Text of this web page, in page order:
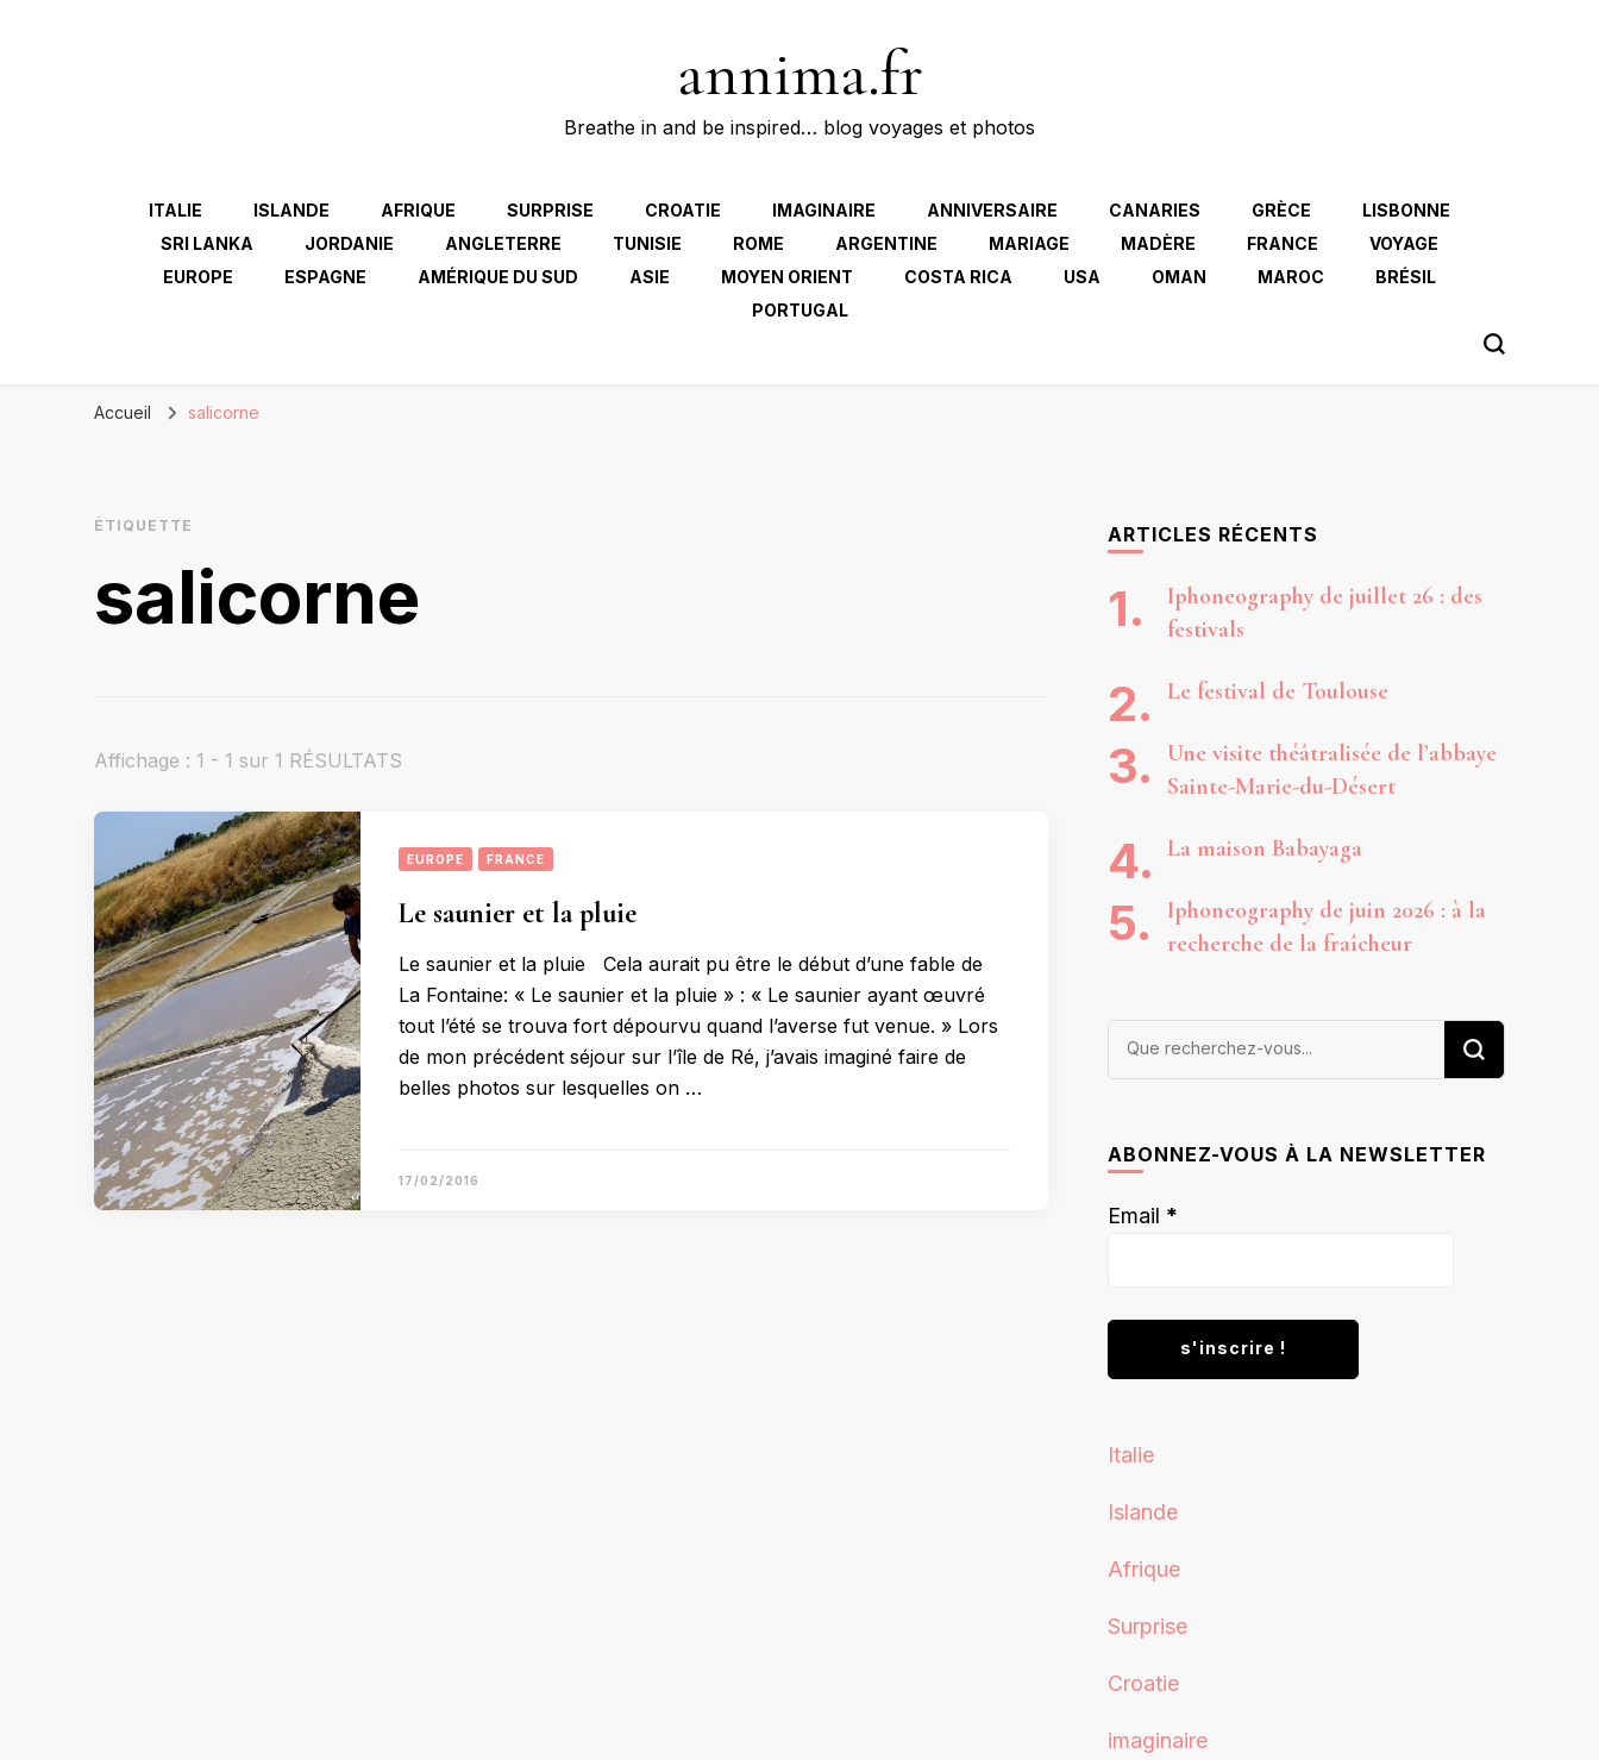
annima.fr
Breathe in and be inspired… blog voyages et photos
ITALIE ISLANDE AFRIQUE SURPRISE CROATIE IMAGINAIRE ANNIVERSAIRE CANARIES GRÈCE
LISBONNE
SRI LANKA
JORDANIE ANGLETERRE TUNISIE ROME ARGENTINE MARIAGE MADÈRE FRANCE
VOYAGE
EUROPE
ESPAGNE AMÉRIQUE DU SUD ASIE MOYEN ORIENT COSTA RICA USA OMAN MAROC
BRÉSIL
PORTUGAL
Accueil salicorne
ÉTIQUETTE
salicorne
Affichage : 1 - 1 sur 1 RÉSULTATS
EUROPE FRANCE
Le saunier et la pluie
Le saunier et la pluie Cela aurait pu être le début d’une fable de
La Fontaine: « Le saunier et la pluie » : « Le saunier ayant œuvré
tout l’été se trouva fort dépourvu quand l’averse fut venue. » Lors
de mon précédent séjour sur l’île de Ré, j’avais imaginé faire de
belles photos sur lesquelles on …
17/02/2016
ARTICLES RÉCENTS
Iphoneography de juillet 26 : des
festivals
Le festival de Toulouse
Une visite théâtralisée de l’abbaye
Sainte-Marie-du-Désert
La maison Babayaga
Iphoneography de juin 2026 : à la
recherche de la fraîcheur
Vous
ABONNEZ-VOUS À LA NEWSLETTER
Email *
Italie
Islande
Afrique
Surprise
Croatie
imaginaire